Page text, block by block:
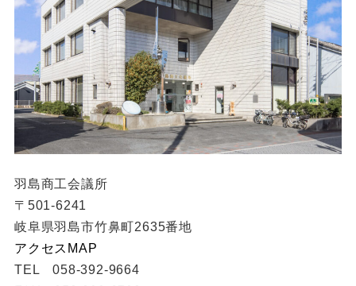
羽島商工会議所
〒501-6241
岐阜県羽島市竹鼻町2635番地
アクセスMAP
TEL 058-392-9664